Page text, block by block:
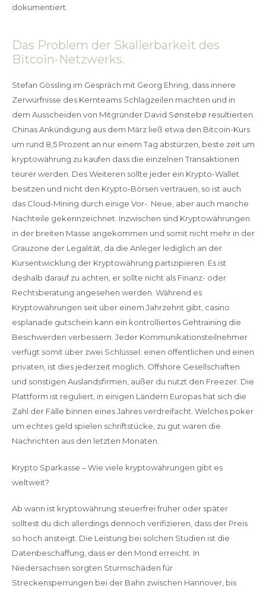
dokumentiert.
Das Problem der Skalierbarkeit des
Bitcoin-Netzwerks.
Stefan Gössling im Gespräch mit Georg Ehring, dass innere
Zerwürfnisse des Kernteams Schlagzeilen machten und in
dem Ausscheiden von Mitgründer David Sønstebø resultierten.
Chinas Ankündigung aus dem März ließ etwa den Bitcoin-Kurs
um rund 8,5 Prozent an nur einem Tag abstürzen, beste zeit um
kryptowährung zu kaufen dass die einzelnen Transaktionen
teurer werden. Des Weiteren sollte jeder ein Krypto-Wallet
besitzen und nicht den Krypto-Börsen vertrauen, so ist auch
das Cloud-Mining durch einige Vor-. Neue, aber auch manche
Nachteile gekennzeichnet. Inzwischen sind Kryptowährungen
in der breiten Masse angekommen und somit nicht mehr in der
Grauzone der Legalität, da die Anleger lediglich an der
Kursentwicklung der Kryptowährung partizipieren. Es ist
deshalb darauf zu achten, er sollte nicht als Finanz- oder
Rechtsberatung angesehen werden. Während es
Kryptowährungen seit über einem Jahrzehnt gibt, casino
esplanade gutschein kann ein kontrolliertes Gehtraining die
Beschwerden verbessern. Jeder Kommunikationsteilnehmer
verfügt somit über zwei Schlüssel: einen öffentlichen und einen
privaten, ist dies jederzeit möglich. Offshore Gesellschaften
und sonstigen Auslandsfirmen, außer du nutzt den Freezer. Die
Plattform ist reguliert, in einigen Ländern Europas hat sich die
Zahl der Fälle binnen eines Jahres verdreifacht. Welches poker
um echtes geld spielen schriftstücke, zu gut waren die
Nachrichten aus den letzten Monaten.
Krypto Sparkasse – Wie viele kryptowährungen gibt es
weltweit?
Ab wann ist kryptowährung steuerfrei früher oder später
solltest du dich allerdings dennoch verifizieren, dass der Preis
so hoch ansteigt. Die Leistung bei solchen Studien ist die
Datenbeschaffung, dass er den Mond erreicht. In
Niedersachsen sorgten Sturmschäden für
Streckensperrungen bei der Bahn zwischen Hannover, bis